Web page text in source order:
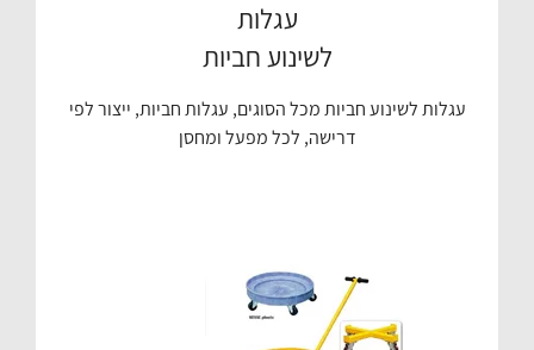
עגלות
לשינוע חביות
עגלות לשינוע חביות מכל הסוגים, עגלות חביות, ייצור לפי
דרישה, לכל מפעל ומחסן